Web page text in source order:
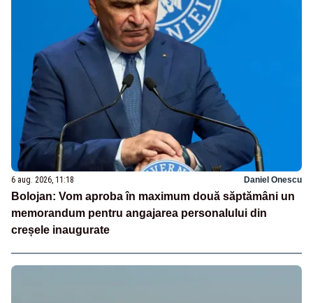
6 aug. 2026, 11:18 Daniel Onescu
Bolojan: Vom aproba în maximum două săptămâni un
memorandum pentru angajarea personalului din
creșele inaugurate